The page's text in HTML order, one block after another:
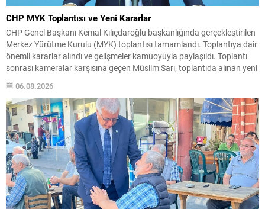
CHP MYK Toplantısı ve Yeni Kararlar
CHP Genel Başkanı Kemal Kılıçdaroğlu başkanlığında gerçekleştirilen
Merkez Yürütme Kurulu (MYK) toplantısı tamamlandı. Toplantıya dair
önemli kararlar alındı ve gelişmeler kamuoyuyla paylaşıldı. Toplantı
sonrası kameralar karşısına geçen Müslim Sarı, toplantıda alınan yeni
kararları açıklandı. Açıklamada, parti içi değerlendirmeler ile ilerleyen
süreçte atılacak adımlara ilişkin bilgiler yer aldı. Alınan Kararlara
Genel...
06.08.2026